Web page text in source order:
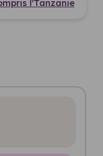
l'Tanzanie